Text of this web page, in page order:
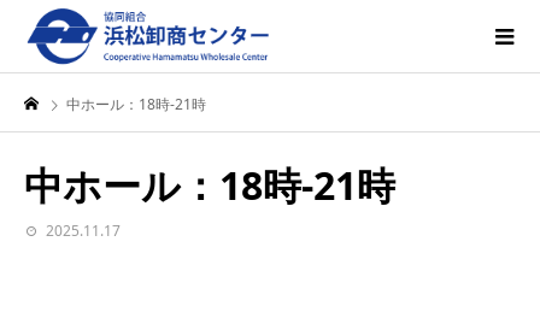
中ホール：18時-21時
中ホール：18時-21時
2025.11.17